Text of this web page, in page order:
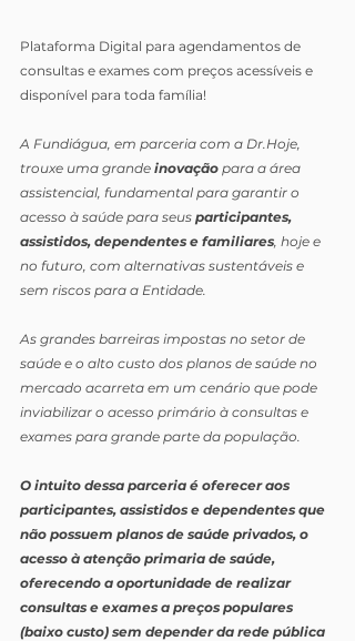
Plataforma Digital para agendamentos de
consultas e exames com preços acessíveis e
disponível para toda família!
A Fundiágua, em parceria com a Dr.Hoje,
trouxe uma grande inovação para a área
assistencial, fundamental para garantir o
acesso à saúde para seus participantes,
assistidos, dependentes e familiares, hoje e
no futuro, com alternativas sustentáveis e
sem riscos para a Entidade.
As grandes barreiras impostas no setor de
saúde e o alto custo dos planos de saúde no
mercado acarreta em um cenário que pode
inviabilizar o acesso primário à consultas e
exames para grande parte da população.
O intuito dessa parceria é oferecer aos
participantes, assistidos e dependentes que
não possuem planos de saúde privados, o
acesso à atenção primaria de saúde,
oferecendo a oportunidade de realizar
consultas e exames a preços populares
(baixo custo) sem depender da rede pública